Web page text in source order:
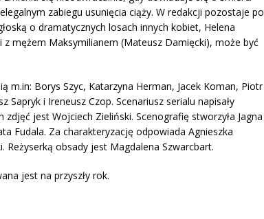
zabiegu usunięcia ciąży. W redakcji pozostaje po
o dramatycznych losach innych kobiet, Helena
mężem Maksymilianem (Mateusz Damięcki), może być
m.in: Borys Szyc, Katarzyna Herman, Jacek Koman, Piotr
Sapryk i Ireneusz Czop. Scenariusz serialu napisały
zdjęć jest Wojciech Zieliński. Scenografię stworzyła Jagna
Fudala. Za charakteryzację odpowiada Agnieszka
Reżyserką obsady jest Magdalena Szwarcbart.
jest na przyszły rok.